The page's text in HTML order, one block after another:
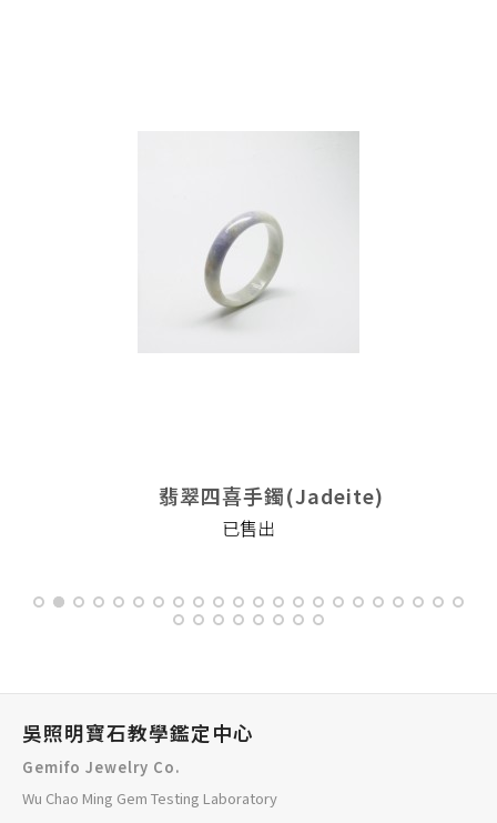
翡翠四喜手鐲(Jadeite)
已售出
吳照明寶石教學鑑定中心
Gemifo Jewelry Co.
Wu Chao Ming Gem Testing Laboratory